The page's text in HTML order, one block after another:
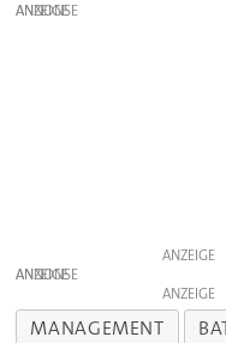
ANZEIGE
ANZEIGE
ANZEIGE
ANZEIGE
MANAGEMENT